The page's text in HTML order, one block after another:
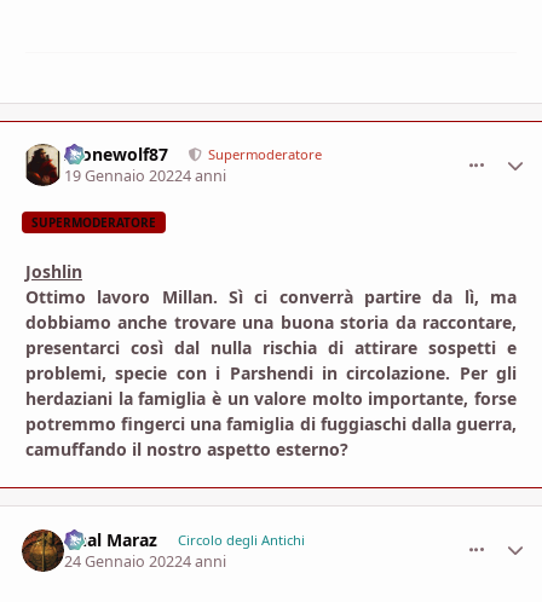
Alonewolf87 Supermoderatore
19 Gennaio 20224 anni
SUPERMODERATORE
Joshlin
Ottimo lavoro Millan. Sì ci converrà partire da lì, ma
dobbiamo anche trovare una buona storia da raccontare,
presentarci così dal nulla rischia di attirare sospetti e
problemi, specie con i Parshendi in circolazione. Per gli
herdaziani la famiglia è un valore molto importante, forse
potremmo fingerci una famiglia di fuggiaschi dalla guerra,
camuffando il nostro aspetto esterno?
Ghal Maraz Circolo degli Antichi
24 Gennaio 20224 anni